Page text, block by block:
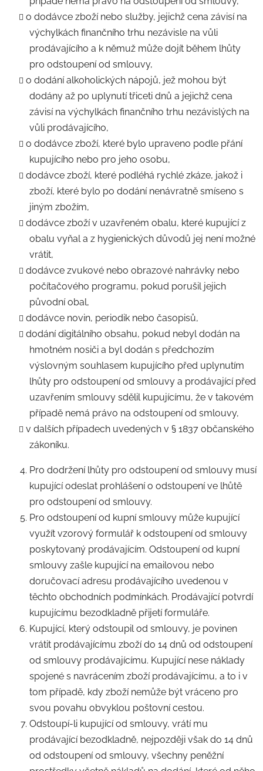
o dodávce zboží nebo služby, jejichž cena závisí na
výchylkách finančního trhu nezávisle na vůli
prodávajícího a k němuž může dojít během lhůty
pro odstoupení od smlouvy,
o dodání alkoholických nápojů, jež mohou být
dodány až po uplynutí třiceti dnů a jejichž cena
závisí na výchylkách finančního trhu nezávislých na
vůli prodávajícího,
o dodávce zboží, které bylo upraveno podle přání
kupujícího nebo pro jeho osobu,
dodávce zboží, které podléhá rychlé zkáze, jakož i
zboží, které bylo po dodání nenávratně smíseno s
jiným zbožím,
dodávce zboží v uzavřeném obalu, které kupující z
obalu vyňal a z hygienických důvodů jej není možné
vrátit,
dodávce zvukové nebo obrazové nahrávky nebo
počítačového programu, pokud porušil jejich
původní obal,
dodávce novin, periodik nebo časopisů,
dodání digitálního obsahu, pokud nebyl dodán na
hmotném nosiči a byl dodán s předchozím
výslovným souhlasem kupujícího před uplynutím
lhůty pro odstoupení od smlouvy a prodávající před
uzavřením smlouvy sdělil kupujícímu, že v takovém
případě nemá právo na odstoupení od smlouvy,
v dalších případech uvedených v § 1837 občanského
zákoníku.
Pro dodržení lhůty pro odstoupení od smlouvy musí
kupující odeslat prohlášení o odstoupení ve lhůtě
pro odstoupení od smlouvy.
Pro odstoupení od kupní smlouvy může kupující
využít vzorový formulář k odstoupení od smlouvy
poskytovaný prodávajícím. Odstoupení od kupní
smlouvy zašle kupující na emailovou nebo
doručovací adresu prodávajícího uvedenou v
těchto obchodních podmínkách. Prodávající potvrdí
kupujícímu bezodkladně přijetí formuláře.
Kupující, který odstoupil od smlouvy, je povinen
vrátit prodávajícímu zboží do 14 dnů od odstoupení
od smlouvy prodávajícímu. Kupující nese náklady
spojené s navrácením zboží prodávajícímu, a to i v
tom případě, kdy zboží nemůže být vráceno pro
svou povahu obvyklou poštovní cestou.
Odstoupí-li kupující od smlouvy, vrátí mu
prodávající bezodkladně, nejpozději však do 14 dnů
od odstoupení od smlouvy, všechny peněžní